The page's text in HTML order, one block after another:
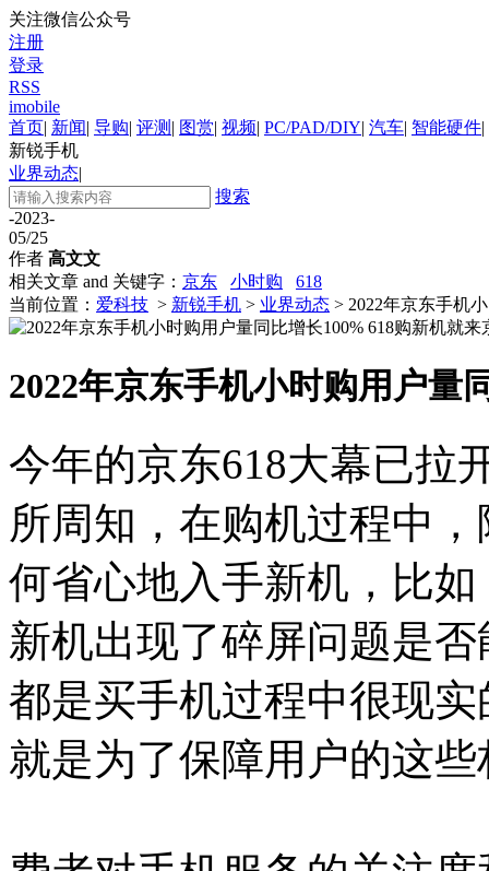
关注微信公众号
注册
登录
RSS
imobile
首页| 新闻| 导购| 评测 | 图赏| 视频| PC/PAD/DIY| 汽车| 智能硬件|
新锐手机
业界动态|
搜索
-2023-
05/25
作者 高文文
相关文章 and 关键字： 京东 小时购
618
当前位置： 爱科技 > 新锐手机 > 业界动态 > 2022年京东手机
2022年京东手机小时购用户量
今年的京东618大幕已拉
所周知，在购机过程中
何省心地入手新机，比
新机出现了碎屏问题是
都是买手机过程中很现
就是为了保障用户的这